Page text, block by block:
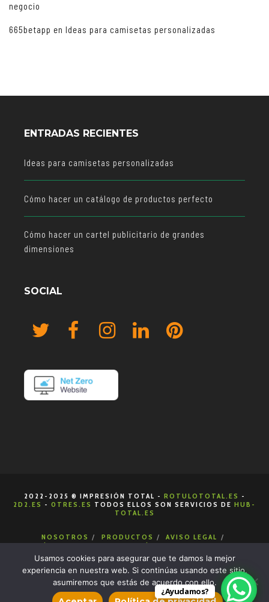
negocio
665betapp en Ideas para camisetas personalizadas
ENTRADAS RECIENTES
Ideas para camisetas personalizadas
Cómo hacer un catálogo de productos perfecto
Cómo hacer un cartel publicitario de grandes
dimensiones
SOCIAL
2022-2025 ® IMPRESIÓN TOTAL - ROTULOTOTAL.ES -
2D2.ES - 0TRES.ES TODOS ELLOS SON SERVICIOS DE HUB-
TOTAL.ES
NOSOTROS PRODUCTOS
AVISO LEGAL
POLÍTICA DE COOKIES
POLÍTICA DE PRIVACIDAD
CONDICIONES DE VENTA
CONTACTA
¿Ayudamos?
Usamos cookies para asegurar que te damos la mejor
experiencia en nuestra web. Si continúas usando este sitio,
asumiremos que estás de acuerdo con ello.